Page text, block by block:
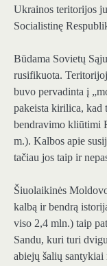
Ukrainos teritorijos
Socialistinę
Būdama Sovietų
rusifikuota.
buvo pervadinta į
pakeista kirilica, kad
bendravimo kliūtimi
m.). Kalbos apie
tačiau jos taip ir
Šiuolaikinės
kalbą ir bendrą
viso 2,4 mln.) taip
Sandu, kuri turi
abiejų šalių